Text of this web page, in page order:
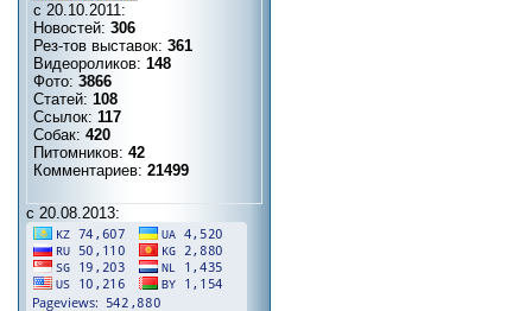
с 20.10.2011:
Новостей: 306
Рез-тов выставок: 361
Видеороликов: 148
Фото: 3866
Статей: 108
Ссылок: 117
Собак: 420
Питомников: 42
Комментариев: 21499
с 20.08.2013: